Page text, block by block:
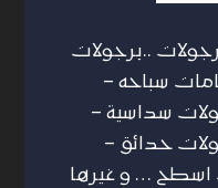
..برجولات
سباحه –
سداسية –
حدائق –
اسطح … و غيرها